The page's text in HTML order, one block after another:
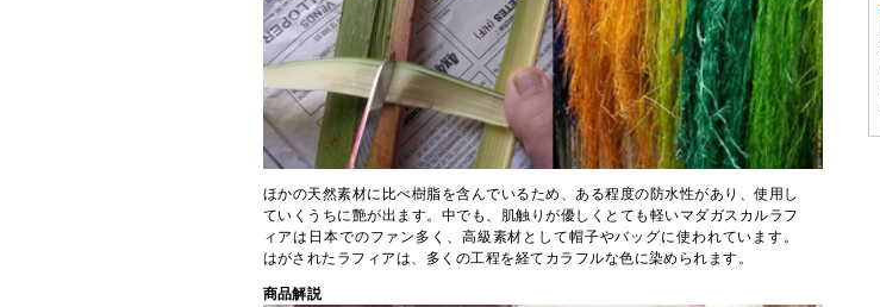
ほかの天然素材に比べ樹脂を含んでいるため、ある程度の防水性があり、使用し
ていくうちに艶が出ます。中でも、肌触りが優しくとても軽いマダガスカルラフ
ィアは日本でのファン多く、高級素材として帽子やバッグに使われています。
はがされたラフィアは、多くの工程を経てカラフルな色に染められます。
商品解説